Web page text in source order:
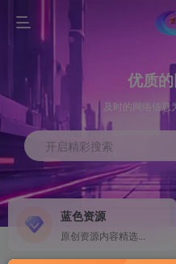
优质
及时的网络信息
开启精彩搜索
蓝色资源
原创资源内容精选...